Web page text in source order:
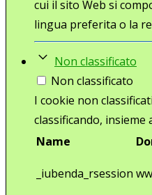
cui il sito Web si
lingua preferita o la
Non classificato
Non classificato
I cookie non
classificando,
Name
_iubenda_rsession